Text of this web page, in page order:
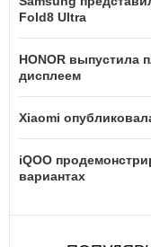
Fold8 Ultra
HONOR выпустила
дисплеем
Xiaomi
iQOO
вариантах